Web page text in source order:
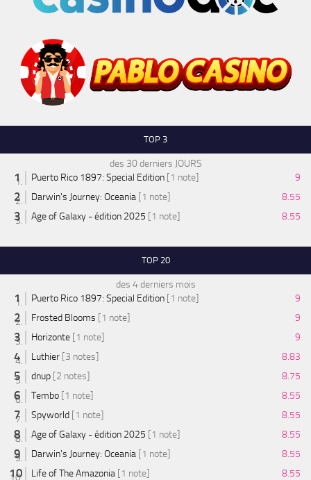
TOP 3
des 30 derniers JOURS
Puerto Rico 1897: Special Edition [1 note]
9
Darwin's Journey: Oceania [1 note]
8.55
Age of Galaxy - édition 2025 [1 note] 8.55
TOP 20
des 4 derniers mois
Puerto Rico 1897: Special Edition [1 note]
9
Frosted Blooms [1 note]
9
Horizonte [1 note]
9
Luthier [3 notes]
8.83
dnup [2 notes]
8.75
Tembo [1 note]
8.55
Spyworld [1 note]
8.55
Age of Galaxy - édition 2025 [1 note]
8.55
Darwin's Journey: Oceania [1 note]
8.55
Life of The Amazonia [1 note]
8.55